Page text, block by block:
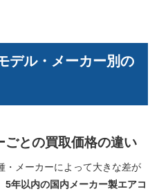
デル・メーカー別の
との買取価格の違い
・メーカーによって大きな差が
5年以内の国内メーカー製エアコ